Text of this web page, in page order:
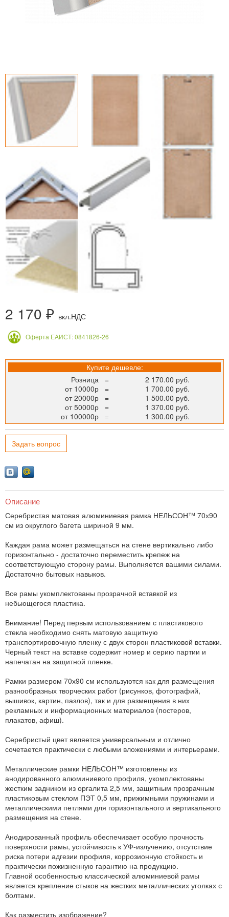
2 170 ₽ вкл.НДС
Оферта ЕАИСТ: 0841826-26
Купите дешевле:
Розница
=
2 170.00 руб.
от 10000р
=
1 700.00 руб.
от 20000р
=
1 500.00 руб.
от 50000р
=
1 370.00 руб.
от 100000р
= 1 300.00 руб.
Задать вопрос
Описание
Серебристая матовая алюминиевая рамка НЕЛЬСОН™ 70х90
см из округлого багета шириной 9 мм.
Каждая рама может размещаться на стене вертикально либо
горизонтально - достаточно переместить крепеж на
соответствующую сторону рамы. Выполняется вашими силами.
Достаточно бытовых навыков.
Все рамы укомплектованы прозрачной вставкой из
небьющегося пластика.
Внимание! Перед первым использованием с пластикового
стекла необходимо снять матовую защитную
транспортировочную пленку с двух сторон пластиковой вставки.
Черный текст на вставке содержит номер и серию партии и
напечатан на защитной пленке.
Рамки размером 70х90 см используются как для размещения
разнообразных творческих работ (рисунков, фотографий,
вышивок, картин, пазлов), так и для размещения в них
рекламных и информационных материалов (постеров,
плакатов, афиш).
Серебристый цвет является универсальным и отлично
сочетается практически с любыми вложениями и интерьерами.
Металлические рамки НЕЛЬСОН™ изготовлены из
анодированного алюминиевого профиля, укомплектованы
жестким задником из оргалита 2,5 мм, защитным прозрачным
пластиковым стеклом ПЭТ 0,5 мм, прижимными пружинами и
металлическими петлями для горизонтального и вертикального
размещения на стене.
Анодированный профиль обеспечивает особую прочность
поверхности рамы, устойчивость к УФ-излучению, отсутствие
риска потери адгезии профиля, коррозионную стойкость и
практически пожизненную гарантию на продукцию.
Главной особенностью классической алюминиевой рамы
является крепление стыков на жестких металлических уголках с
болтами.
Как разместить изображение?